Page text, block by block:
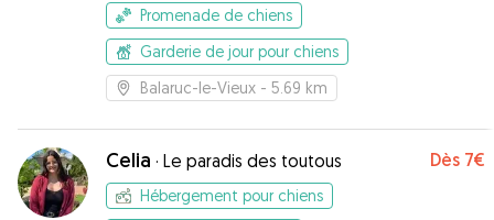
Promenade de chiens
Garderie de jour pour chiens
Balaruc-le-Vieux - 5.69 km
Celia · Le paradis des toutous Dès 7€
Hébergement pour chiens